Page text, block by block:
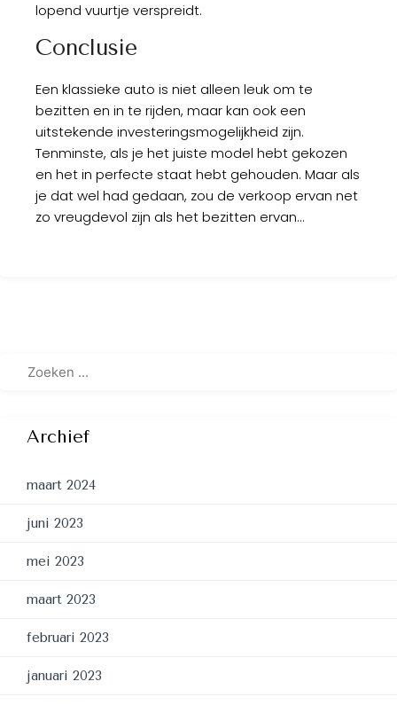
lopend vuurtje verspreidt.
Conclusie
Een klassieke auto is niet alleen leuk om te
bezitten en in te rijden, maar kan ook een
uitstekende investeringsmogelijkheid zijn.
Tenminste, als je het juiste model hebt gekozen
en het in perfecte staat hebt gehouden. Maar als
je dat wel had gedaan, zou de verkoop ervan net
zo vreugdevol zijn als het bezitten ervan…
Archief
maart 2024
juni 2023
mei 2023
maart 2023
februari 2023
januari 2023